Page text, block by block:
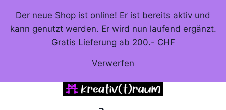
Inhalt
springen
Der neue Shop ist online! Er ist bereits aktiv und
kann genutzt werden. Er wird nun laufend ergänzt.
Gratis Lieferung ab 200.- CHF
Verwerfen